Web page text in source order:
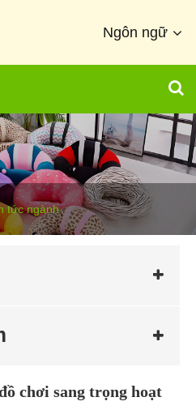
Ngôn ngữ
tức ngành
chơi sang trọng hoạt